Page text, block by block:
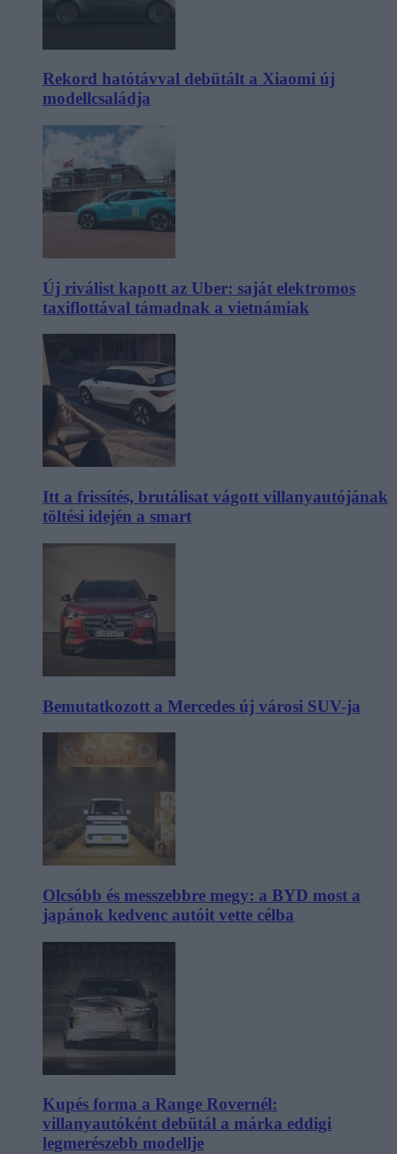
Rekord hatótávval debütált a Xiaomi új
modellcsaládja
Új riválist kapott az Uber: saját elektromos
taxiflottával támadnak a vietnámiak
Itt a frissítés, brutálisat vágott villanyautójának
töltési idején a smart
Bemutatkozott a Mercedes új városi SUV-ja
Olcsóbb és messzebbre megy: a BYD most a
japánok kedvenc autóit vette célba
Kupés forma a Range Rovernél:
villanyautóként debütál a márka eddigi
legmerészebb modellje